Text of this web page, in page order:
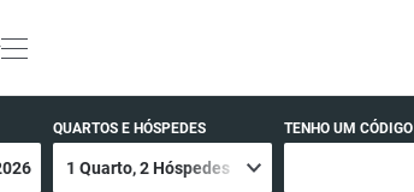
QUARTOS E HÓSPEDES TENHO UM CÓDIGO